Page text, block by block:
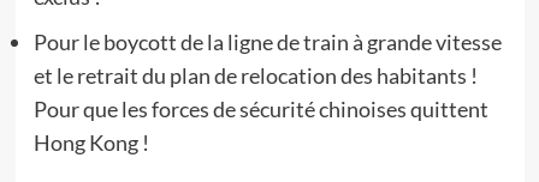
Pour le boycott de la ligne de train à grande vitesse
et le retrait du plan de relocation des habitants !
Pour que les forces de sécurité chinoises quittent
Hong Kong !